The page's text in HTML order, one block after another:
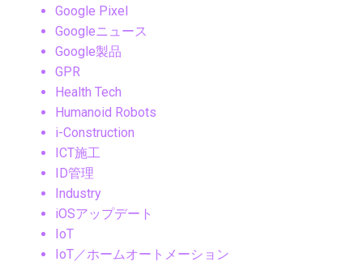
Google Pixel
Googleニュース
Google製品
GPR
Health Tech
Humanoid Robots
i-Construction
ICT施工
ID管理
Industry
iOSアップデート
IoT
IoT／ホームオートメーション